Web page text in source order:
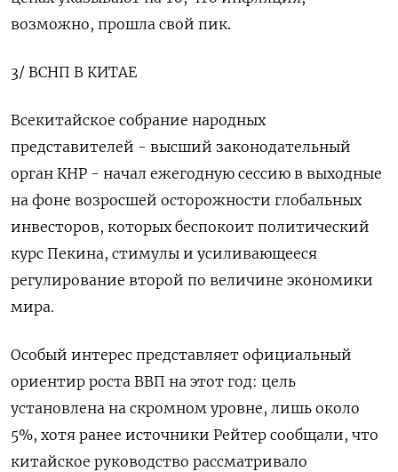
возможно, прошла свой пик.
3/ ВСНП В КИТАЕ
Всекитайское собрание народных
представителей - высший законодательный
орган КНР - начал ежегодную сессию в выходные
на фоне возросшей осторожности глобальных
инвесторов, которых беспокоит политический
курс Пекина, стимулы и усиливающееся
регулирование второй по величине экономики
мира.
Особый интерес представляет официальный
ориентир роста ВВП на этот год: цель
установлена на скромном уровне, лишь около
5%, хотя ранее источники Рейтер сообщали, что
китайское руководство рассматривало